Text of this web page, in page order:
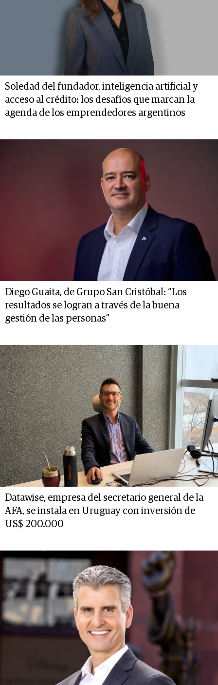
Soledad del fundador, inteligencia artificial y
acceso al crédito: los desafíos que marcan la
agenda de los emprendedores argentinos
Diego Guaita, de Grupo San Cristóbal: “Los
resultados se logran a través de la buena
gestión de las personas”
Datawise, empresa del secretario general de la
AFA, se instala en Uruguay con inversión de
US$ 200.000